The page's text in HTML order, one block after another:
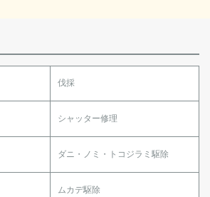
伐採
シャッター修理
ダニ・ノミ・トコジラミ駆除
ムカデ駆除